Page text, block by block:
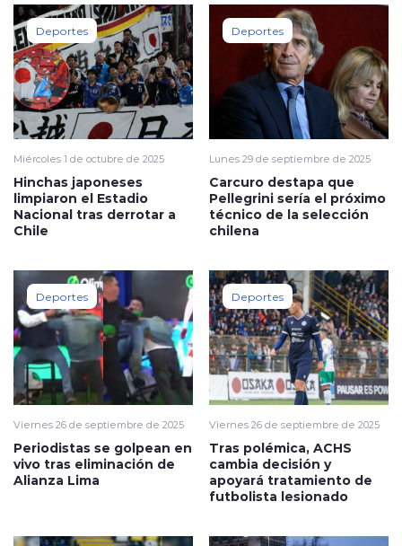
Deportes
Miércoles 1 de octubre de 2025
Hinchas japoneses
limpiaron el Estadio
Nacional tras derrotar a
Chile
Deportes
Lunes 29 de septiembre de 2025
Carcuro destapa que
Pellegrini sería el próximo
técnico de la selección
chilena
Deportes
Viernes 26 de septiembre de 2025
Periodistas se golpean en
vivo tras eliminación de
Alianza Lima
Deportes
Viernes 26 de septiembre de 2025
Tras polémica, ACHS
cambia decisión y
apoyará tratamiento de
futbolista lesionado